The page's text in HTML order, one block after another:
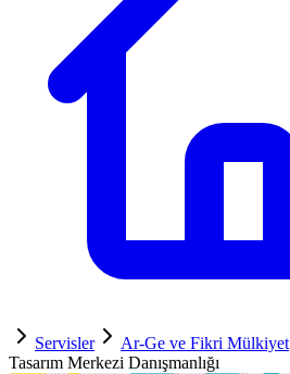
Servisler Ar-Ge ve Fikri Mülkiyet
Tasarım Merkezi Danışmanlığı